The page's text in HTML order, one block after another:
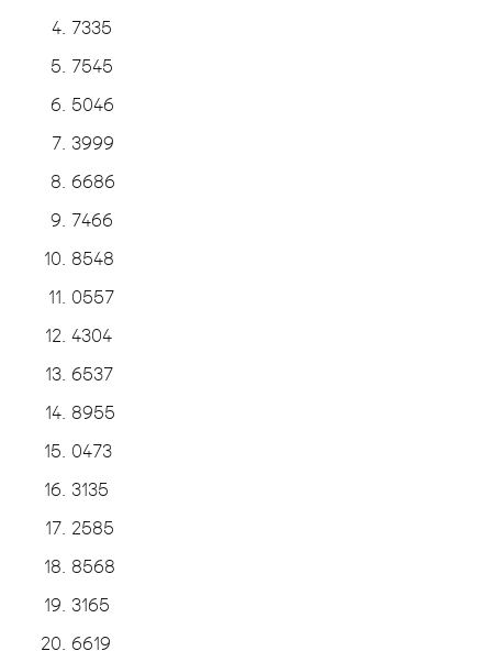
7335
7545
5046
3999
6686
7466
8548
0557
4304
6537
8955
0473
3135
2585
8568
3165
6619